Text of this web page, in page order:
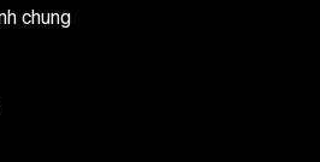
chung